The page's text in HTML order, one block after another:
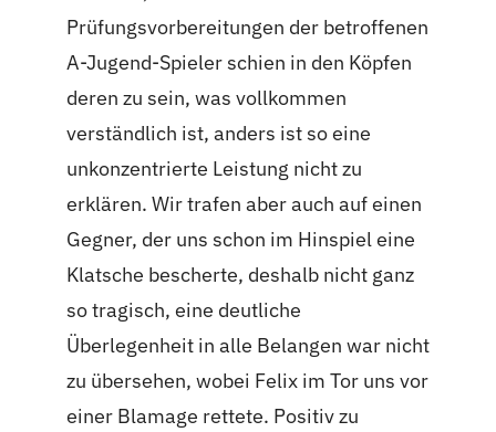
Prüfungsvorbereitungen der betroffenen
A-Jugend-Spieler schien in den Köpfen
deren zu sein, was vollkommen
verständlich ist, anders ist so eine
unkonzentrierte Leistung nicht zu
erklären. Wir trafen aber auch auf einen
Gegner, der uns schon im Hinspiel eine
Klatsche bescherte, deshalb nicht ganz
so tragisch, eine deutliche
Überlegenheit in alle Belangen war nicht
zu übersehen, wobei Felix im Tor uns vor
einer Blamage rettete. Positiv zu